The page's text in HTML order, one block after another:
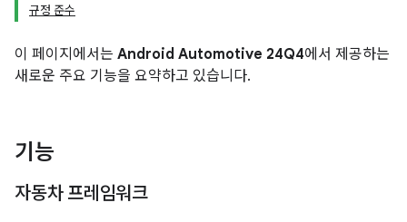
규정 준수
이 페이지에서는 Android Automotive 24Q4에서 제공하는
새로운 주요 기능을 요약하고 있습니다.
기능
자동차 프레임워크